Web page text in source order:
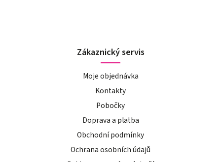
Zákaznický servis
Moje objednávka
Kontakty
Pobočky
Doprava a platba
Obchodní podmínky
Ochrana osobních údajů